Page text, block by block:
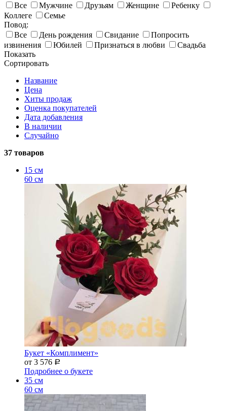
Все
Мужчине Друзьям Женщине
Ребенку
Коллеге
Семье
Повод:
Все
День рождения Свидание
Попросить
извинения
Юбилей Признаться в любви
Свадьба
Показать
Сортировать
Название
Цена
Хиты продаж
Оценка покупателей
Дата добавления
В наличии
Случайно
37 товаров
15 см
60 см
Букет «Комплимент»
от 3 576 Р
Подробнее о букете
35 см
60 см